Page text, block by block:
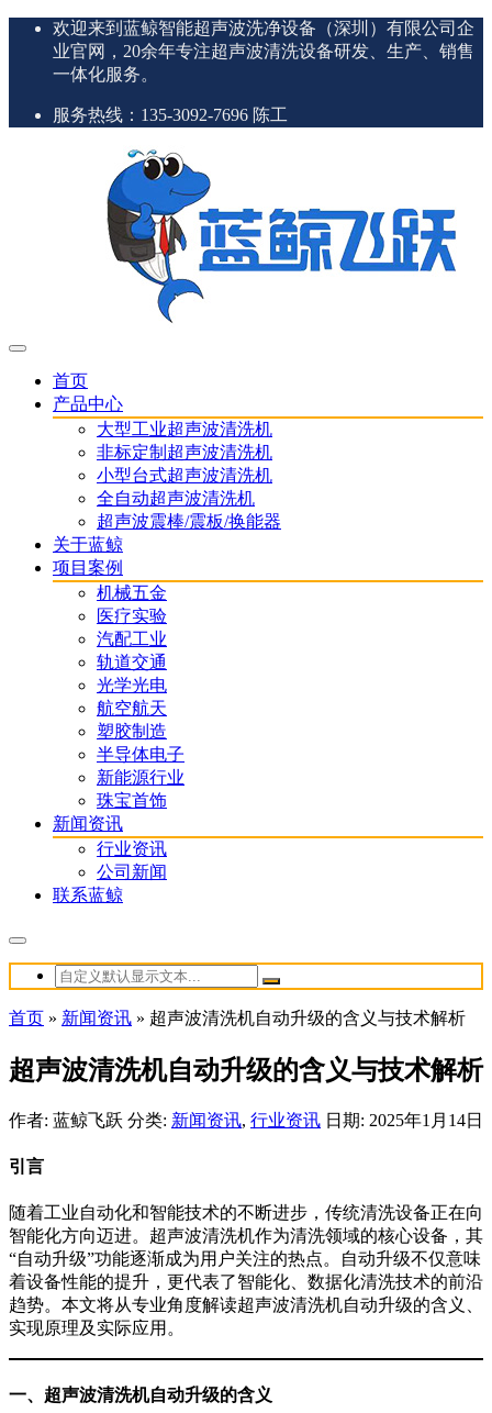
欢迎来到蓝鲸智能超声波洗净设备（深圳）有限公司企
业官网，20余年专注超声波清洗设备研发、生产、销售
一体化服务。
服务热线：135-3092-7696 陈工
首页
产品中心
大型工业超声波清洗机
非标定制超声波清洗机
小型台式超声波清洗机
全自动超声波清洗机
超声波震棒/震板/换能器
关于蓝鲸
项目案例
机械五金
医疗实验
汽配工业
轨道交通
光学光电
航空航天
塑胶制造
半导体电子
新能源行业
珠宝首饰
新闻资讯
行业资讯
公司新闻
联系蓝鲸
首页 » 新闻资讯 » 超声波清洗机自动升级的含义与技术解析
超声波清洗机自动升级的含义与技术解析
作者: 蓝鲸飞跃 分类: 新闻资讯, 行业资讯 日期: 2025年1月14日
引言
随着工业自动化和智能技术的不断进步，传统清洗设备正在向
智能化方向迈进。超声波清洗机作为清洗领域的核心设备，其
“自动升级”功能逐渐成为用户关注的热点。自动升级不仅意味
着设备性能的提升，更代表了智能化、数据化清洗技术的前沿
趋势。本文将从专业角度解读超声波清洗机自动升级的含义、
实现原理及实际应用。
一、超声波清洗机自动升级的含义